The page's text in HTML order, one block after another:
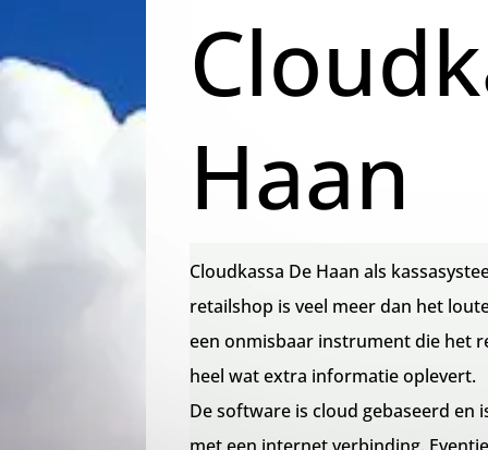
Haan
Cloudkassa De Haan als
retailshop is veel meer dan het
een onmisbaar instrument die het
heel wat extra informatie oplevert.
De software is cloud gebaseerd en